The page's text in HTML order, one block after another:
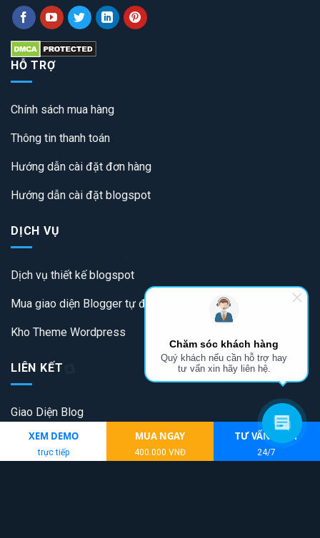
XEM DEMO
trực tiếp
MUA NGAY
400.000 VNĐ
TƯ VẤN NGAY
24/7
HỖ TRỢ
Chính sách mua hàng
Thông tin thanh toán
Hướng dẫn cài đặt đơn hàng
Hướng dẫn cài đặt blogspot
DỊCH VỤ
Dịch vụ thiết kế blogspot
Mua giao diện Blogger tự động
Kho Theme Wordpress
LIÊN KẾT
Giao Diện Blog
Theme Blogger
Chăm sóc khách hàng
Quý khách nếu cần hỗ trợ hay
tư vấn xin hãy liên hệ.